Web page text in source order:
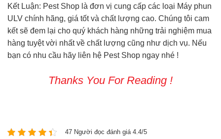
Kết Luận: Pest Shop là đơn vị cung cấp các loại Máy phun
ULV chính hãng, giá tốt và chất lượng cao. Chúng tôi cam
kết sẽ đem lại cho quý khách hàng những trải nghiệm mua
hàng tuyệt vời nhất về chất lượng cũng như dịch vụ. Nếu
bạn có nhu cầu hãy liên hệ Pest Shop ngay nhé !
Thanks You For Reading !
47 Người đọc đánh giá 4.4/5